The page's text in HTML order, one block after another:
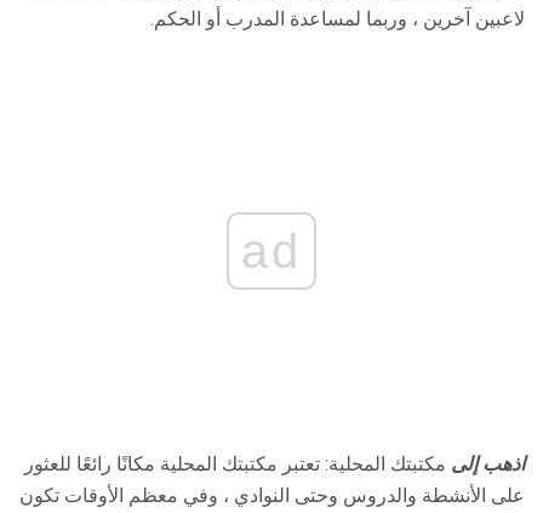
لاعبين آخرين ، وربما لمساعدة المدرب أو الحكم.
ad
اذهب إلى مكتبتك المحلية: تعتبر مكتبتك المحلية مكانًا رائعًا للعثور
على الأنشطة والدروس وحتى النوادي ، وفي معظم الأوقات تكون